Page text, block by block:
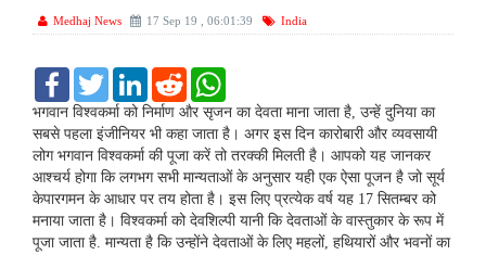
Medhaj News 17 Sep 19 , 06:01:39 India
F
c
e
b
o
o
k
T
i
t
e
r
L
n
k
d
I
n
R
d
d
t
a
t
s
A
p
p
भगवान विश्वकर्मा को निर्माण और सृजन का देवता माना जाता है, उन्हें दुनिया का
सबसे पहला इंजीनियर भी कहा जाता है। अगर इस दिन कारोबारी और व्यवसायी
लोग भगवान विश्वकर्मा की पूजा करें तो तरक्की मिलती है। आपको यह जानकर
आश्चर्य होगा कि लगभग सभी मान्यताओं के अनुसार यही एक ऐसा पूजन है जो सूर्य
केपारगमन के आधार पर तय होता है। इस लिए प्रत्येक वर्ष यह 17 सितम्बर को
मनाया जाता है। विश्‍वकर्मा को देवशिल्‍पी यानी कि देवताओं के वास्‍तुकार के रूप में
पूजा जाता है. मान्‍यता है कि उन्‍होंने देवताओं के लिए महलों, हथियारों और भवनों का